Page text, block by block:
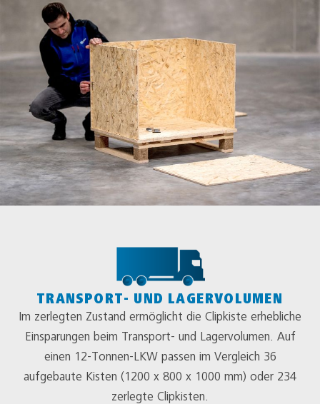
TRANSPORT- UND LAGERVOLUMEN
Im zerlegten Zustand ermöglicht die Clipkiste erhebliche
Einsparungen beim Transport- und Lagervolumen. Auf
einen 12-Tonnen-LKW passen im Vergleich 36
aufgebaute Kisten (1200 x 800 x 1000 mm) oder 234
zerlegte Clipkisten.